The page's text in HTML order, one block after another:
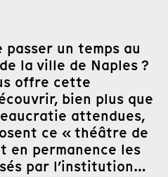
passer un temps au
la ville de Naples ?
offre cette
bien plus que
attendues,
ce « théâtre de
en permanence les
par l’institution…